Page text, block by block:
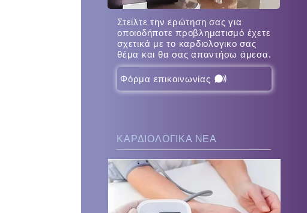
Στείλτε την ερώτηση σας για
οποιοδήποτε προβληματισμό έχετε
σχετικά με το καρδιολογικο σας
θέμα και θα σας απαντήσω άμεσα.
Φόρμα επικοινωνίας
ΚΑΡΔΙΟΛΟΓΙΚΑ ΝΕΑ